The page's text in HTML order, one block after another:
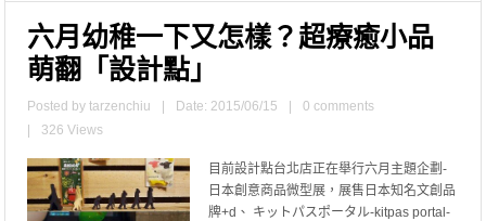
六月幼稚一下又怎樣？超療癒小品
萌翻「設計點」
Posted bytarzenchiu Date: 2015/06/15
0 comments
326 Views
目前設計點台北店正在舉行六月主題企劃-
日本創意商品微型展，展售日本知名文創品
牌+d、 キットパスポータル-kitpas portal-